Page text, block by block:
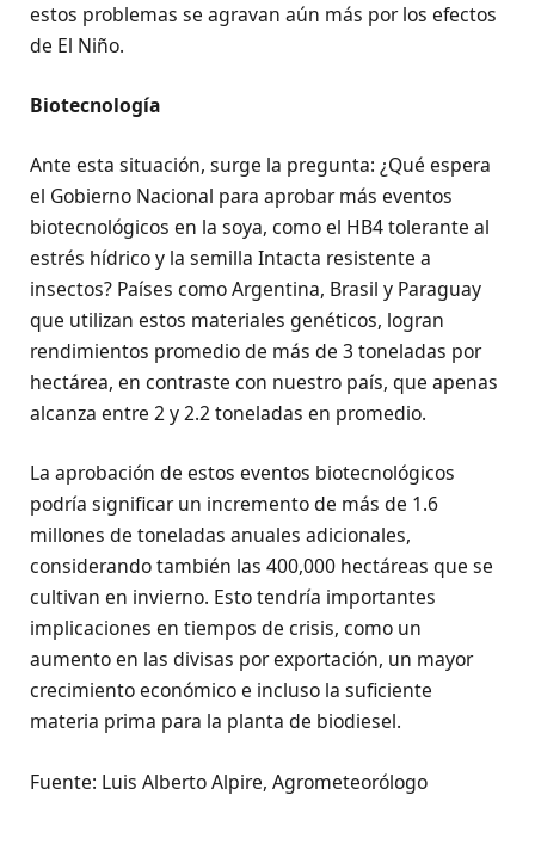
estos problemas se agravan aún más por los efectos
de El Niño.
Biotecnología
Ante esta situación, surge la pregunta: ¿Qué espera
el Gobierno Nacional para aprobar más eventos
biotecnológicos en la soya, como el HB4 tolerante al
estrés hídrico y la semilla Intacta resistente a
insectos? Países como Argentina, Brasil y Paraguay
que utilizan estos materiales genéticos, logran
rendimientos promedio de más de 3 toneladas por
hectárea, en contraste con nuestro país, que apenas
alcanza entre 2 y 2.2 toneladas en promedio.
La aprobación de estos eventos biotecnológicos
podría significar un incremento de más de 1.6
millones de toneladas anuales adicionales,
considerando también las 400,000 hectáreas que se
cultivan en invierno. Esto tendría importantes
implicaciones en tiempos de crisis, como un
aumento en las divisas por exportación, un mayor
crecimiento económico e incluso la suficiente
materia prima para la planta de biodiesel.
Fuente: Luis Alberto Alpire, Agrometeorólogo